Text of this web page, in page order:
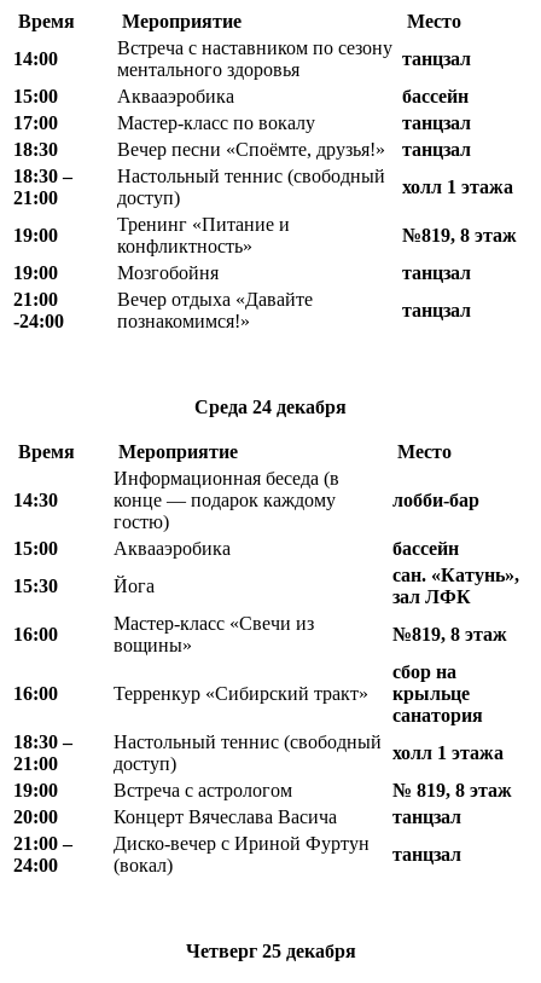
Время Мероприятие
Место
14:00
Встреча с наставником по сезону
ментального здоровья
танцзал
15:00
Аквааэробика
бассейн
17:00
Мастер-класс по вокалу
танцзал
18:30
Вечер песни «Споёмте, друзья!»
танцзал
18:30 –
21:00
Настольный теннис (свободный
доступ)
холл 1 этажа
19:00
Тренинг «Питание и
конфликтность»
№819, 8 этаж
19:00
Мозгобойня
танцзал
21:00
-24:00
Вечер отдыха «Давайте
познакомимся!»
танцзал
Среда 24 декабря
Время Мероприятие Место
14:30
Информационная беседа (в
конце — подарок каждому
гостю)
лобби-бар
15:00 Аквааэробика
бассейн
15:30
Йога
сан. «Катунь»,
зал ЛФК
16:00
Мастер-класс «Свечи из
вощины»
№819, 8 этаж
16:00 Терренкур «Сибирский тракт»
сбор на
крыльце
санатория
18:30 –
21:00
Настольный теннис (свободный
доступ)
холл 1 этажа
19:00
Встреча с астрологом
№ 819, 8 этаж
20:00
Концерт Вячеслава Васича
танцзал
21:00 –
24:00
Диско-вечер с Ириной Фуртун
(вокал)
танцзал
Четверг25 декабря